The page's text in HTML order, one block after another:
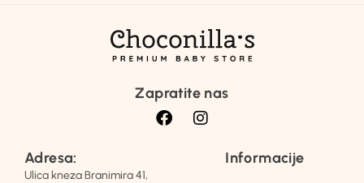
Zapratite nas
Adresa:
Ulica kneza Branimira 41,
Informacije